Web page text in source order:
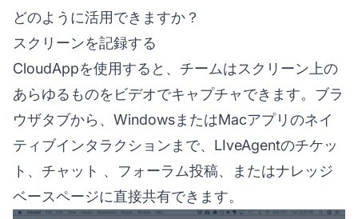
どのように活用できますか？
スクリーンを記録する
CloudAppを使用すると、チームはスクリーン上の
あらゆるものをビデオでキャプチャできます。ブラ
ウザタブから、WindowsまたはMacアプリのネイ
ティブインタラクションまで、LIveAgentのチケッ
ト、 チャット 、フォーラム投稿、またはナレッジ
ベースページに直接共有できます。